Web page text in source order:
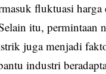
fluktuasi harga
itu,
juga menjadi
industri